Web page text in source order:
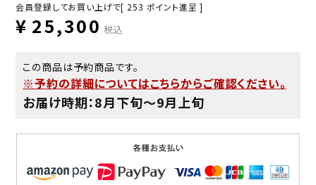
会員登録してお買い上げで[ 253 ポイント進呈 ]
¥ 25,300 税込
この商品は予約商品です。
※予約の詳細についてはこちらからご確認ください。
お届け時期：8月下旬〜9月上旬